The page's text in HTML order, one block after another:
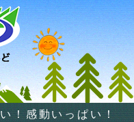
！感動いっぱい！